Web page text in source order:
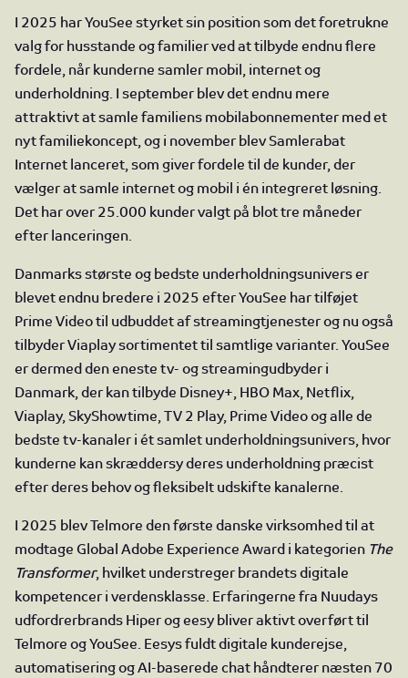
I 2025 har YouSee styrket sin position som det foretrukne
valg for husstande og familier ved at tilbyde endnu flere
fordele, når kunderne samler mobil, internet og
underholdning. I september blev det endnu mere
attraktivt at samle familiens mobilabonnementer med et
nyt familiekoncept, og i november blev Samlerabat
Internet lanceret, som giver fordele til de kunder, der
vælger at samle internet og mobil i én integreret løsning.
Det har over 25.000 kunder valgt på blot tre måneder
efter lanceringen.
Danmarks største og bedste underholdningsunivers er
blevet endnu bredere i 2025 efter YouSee har tilføjet
Prime Video til udbuddet af streamingtjenester og nu også
tilbyder Viaplay sortimentet til samtlige varianter. YouSee
er dermed den eneste tv- og streamingudbyder i
Danmark, der kan tilbyde Disney+, HBO Max, Netflix,
Viaplay, SkyShowtime, TV 2 Play, Prime Video og alle de
bedste tv-kanaler i ét samlet underholdningsunivers, hvor
kunderne kan skræddersy deres underholdning præcist
efter deres behov og fleksibelt udskifte kanalerne.
I 2025 blev Telmore den første danske virksomhed til at
modtage Global Adobe Experience Award i kategorien The
Transformer, hvilket understreger brandets digitale
kompetencer i verdensklasse. Erfaringerne fra Nuudays
udfordrerbrands Hiper og eesy bliver aktivt overført til
Telmore og YouSee. Eesys fuldt digitale kunderejse,
automatisering og AI-baserede chat håndterer næsten 70